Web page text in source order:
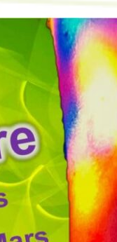
Juillet –